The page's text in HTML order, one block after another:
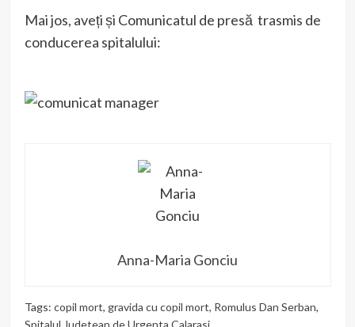
Mai jos, aveți și Comunicatul de presă trasmis de
conducerea spitalului:
Anna-Maria Gonciu
Tags: copil mort, gravida cu copil mort, Romulus Dan Serban,